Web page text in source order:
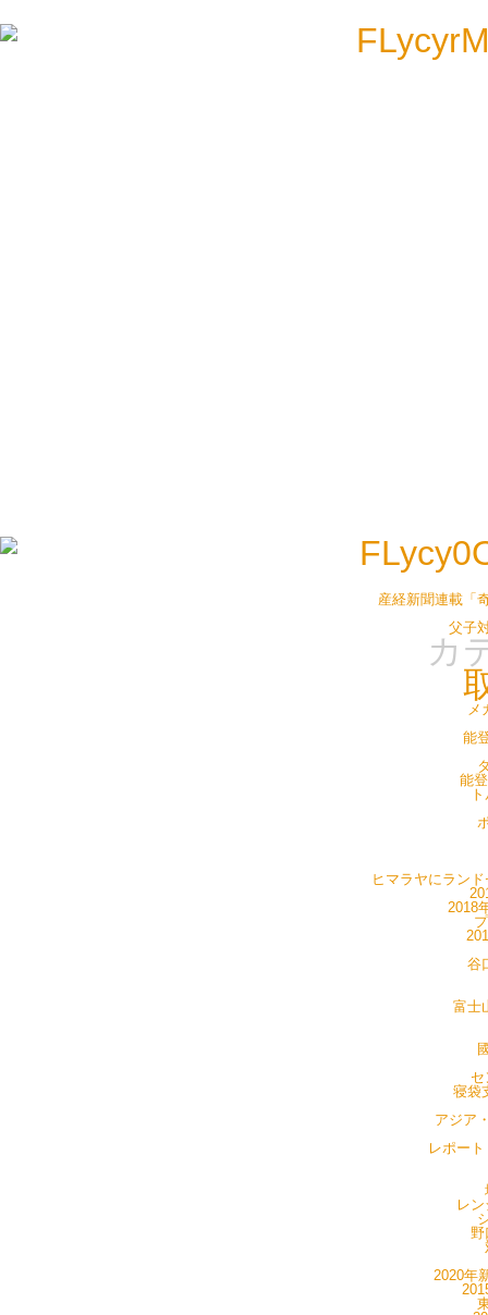
産経新聞連載「
父子
カ
メ
能
能
ヒマラヤにラン
2018
谷
富士
寝袋
アジア
レポー
レ
野
2020年